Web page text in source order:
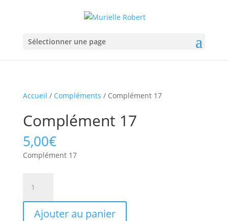
Sélectionner une page
Accueil / Compléments / Complément 17
Complément 17
5,00€
Complément 17
Complément
Ajouter au panier